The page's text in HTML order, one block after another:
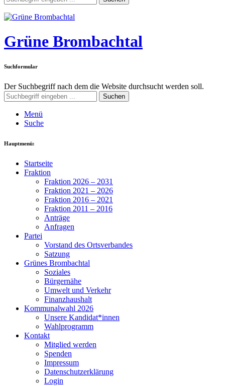
Grüne Brombachtal
Suchformular
Der Suchbegriff nach dem die Website durchsucht werden soll.
Suchen
Menü
Suche
Hauptmenü:
Startseite
Fraktion
Fraktion 2026 – 2031
Fraktion 2021 – 2026
Fraktion 2016 – 2021
Fraktion 2011 – 2016
Anträge
Anfragen
Partei
Vorstand des Ortsverbandes
Satzung
Grünes Brombachtal
Soziales
Bürgernähe
Umwelt und Verkehr
Finanzhaushalt
Kommunalwahl 2026
Unsere Kandidat*innen
Wahlprogramm
Kontakt
Mitglied werden
Spenden
Impressum
Datenschutzerklärung
Login